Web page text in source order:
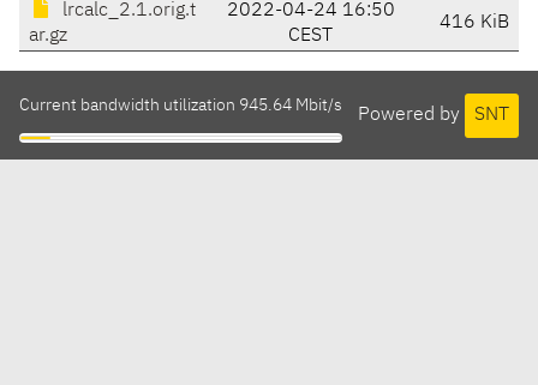
lrcalc_2.1.orig.t
ar.gz
2022-04-24 16:50
CEST
416 KiB
Powered by SNT
Current bandwidth utilization 945.64 Mbit/s